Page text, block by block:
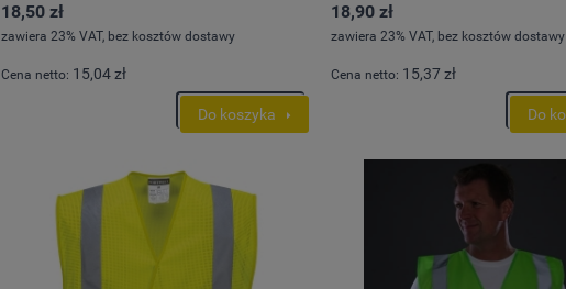
18,50 zł
zawiera 23% VAT, bez kosztów dostawy
Cena netto: 15,04 zł
Do koszyka
18,90 zł
zawiera 23% VAT, bez kosztów dostawy
Cena netto: 15,37 zł
Do